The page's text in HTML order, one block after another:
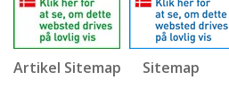
Artikel Sitemap Sitemap